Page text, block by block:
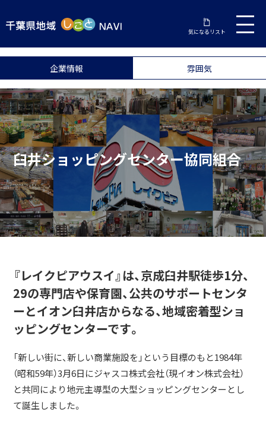
気になるリスト
企業情報 雰囲気
臼井ショッピングセンター協同組合
『レイクピアウスイ』は、京成臼井駅徒歩1分、
29の専門店や保育園、公共のサポートセンタ
ーとイオン臼井店からなる、地域密着型ショ
ッピングセンターです。
「新しい街に、新しい商業施設を」という目標のもと1984年
（昭和59年）3月6日にジャスコ株式会社（現イオン株式会社）
と共同により地元主導型の大型ショッピングセンターとし
て誕生しました。